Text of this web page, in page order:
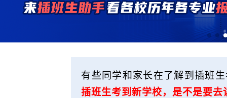
有些同学和家长在了解到插班
插班生考到新学校，是不是要去